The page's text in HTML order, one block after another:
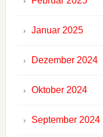
Januar 2025
Dezember 2024
Oktober 2024
September 2024